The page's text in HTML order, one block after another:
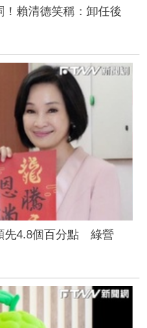
賴清德笑稱：卸任後
先4.8個百分點 綠營